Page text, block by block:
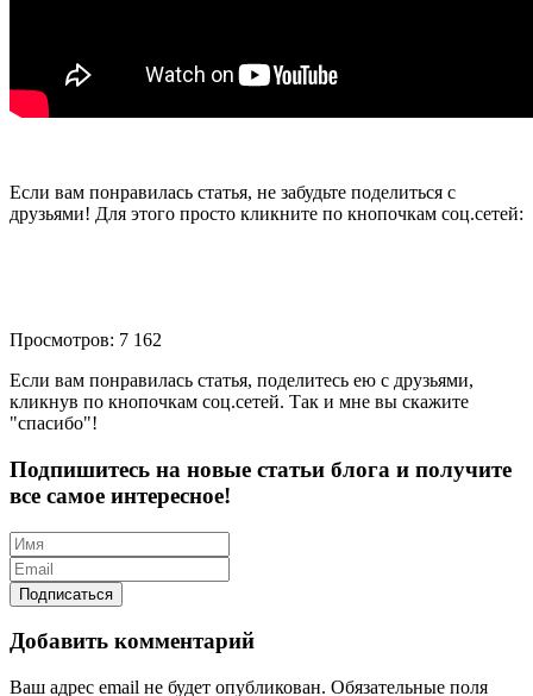
Если вам понравилась статья, не забудьте поделиться с
друзьями! Для этого просто кликните по кнопочкам соц.сетей:
Просмотров: 7 162
Если вам понравилась статья, поделитесь ею с друзьями,
кликнув по кнопочкам соц.сетей. Так и мне вы скажите
"спасибо"!
Подпишитесь на новые статьи блога и получите
все самое интересное!
Добавить комментарий
Ваш адрес email не будет опубликован. Обязательные поля